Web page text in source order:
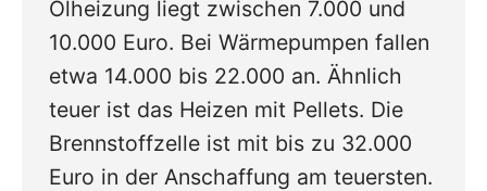
Ölheizung liegt zwischen 7.000 und
10.000 Euro. Bei Wärmepumpen fallen
etwa 14.000 bis 22.000 an. Ähnlich
teuer ist das Heizen mit Pellets. Die
Brennstoffzelle ist mit bis zu 32.000
Euro in der Anschaffung am teuersten.